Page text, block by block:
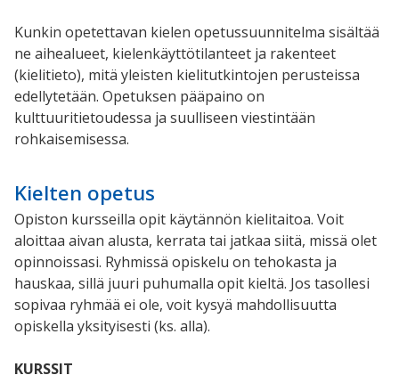
Kunkin opetettavan kielen opetussuunnitelma sisältää
ne aihealueet, kielenkäyttötilanteet ja rakenteet
(kielitieto), mitä yleisten kielitutkintojen perusteissa
edellytetään. Opetuksen pääpaino on
kulttuuritietoudessa ja suulliseen viestintään
rohkaisemisessa.
Kielten opetus
Opiston kursseilla opit käytännön kielitaitoa. Voit
aloittaa aivan alusta, kerrata tai jatkaa siitä, missä olet
opinnoissasi. Ryhmissä opiskelu on tehokasta ja
hauskaa, sillä juuri puhumalla opit kieltä. Jos tasollesi
sopivaa ryhmää ei ole, voit kysyä mahdollisuutta
opiskella yksityisesti (ks. alla).
KURSSIT